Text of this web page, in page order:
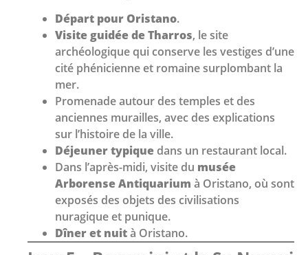
Départ pour Oristano.
Visite guidée de Tharros, le site
archéologique qui conserve les vestiges d’une
cité phénicienne et romaine surplombant la
mer.
Promenade autour des temples et des
anciennes murailles, avec des explications
sur l’histoire de la ville.
Déjeuner typique dans un restaurant local.
Dans l’après-midi, visite du musée
Arborense Antiquarium à Oristano, où sont
exposés des objets des civilisations
nuragique et punique.
Dîner et nuità Oristano.